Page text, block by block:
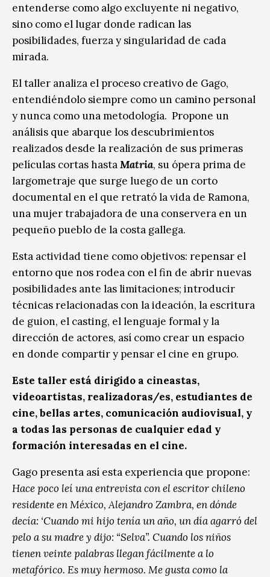
entenderse como algo excluyente ni negativo,
sino como el lugar donde radican las
posibilidades, fuerza y singularidad de cada
mirada.
El taller analiza el proceso creativo de Gago,
entendiéndolo siempre como un camino personal
y nunca como una metodología. Propone un
análisis que abarque los descubrimientos
realizados desde la realización de sus primeras
películas cortas hastaMatria, su ópera prima de
largometraje que surge luego de un corto
documental en el que retrató la vida de Ramona,
una mujer trabajadora de una conservera en un
pequeño pueblo de la costa gallega.
Esta actividad tiene como objetivos: repensar el
entorno que nos rodea con el fin de abrir nuevas
posibilidades ante las limitaciones; introducir
técnicas relacionadas con la ideación, la escritura
de guion, el casting, el lenguaje formal y la
dirección de actores, así como crear un espacio
en donde compartir y pensar el cine en grupo.
Este taller está dirigido a cineastas,
videoartistas, realizadoras/es, estudiantes de
cine, bellas artes, comunicación audiovisual, y
a todas las personas de cualquier edad y
formación interesadas en el cine.
Gago presenta así esta experiencia que propone:
Hace poco leí una entrevista con el escritor chileno
residente en México, Alejandro Zambra, en dónde
decía: ‘Cuando mi hijo tenía un año, un día agarró del
pelo a su madre y dijo: “Selva”. Cuando los niños
tienen veinte palabras llegan fácilmente a lo
metafórico. Es muy hermoso. Me gusta como la